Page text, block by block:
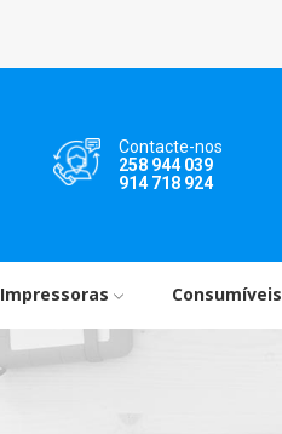
Contacte-nos
258 944 039
914 718 924
Impressoras Consumíveis